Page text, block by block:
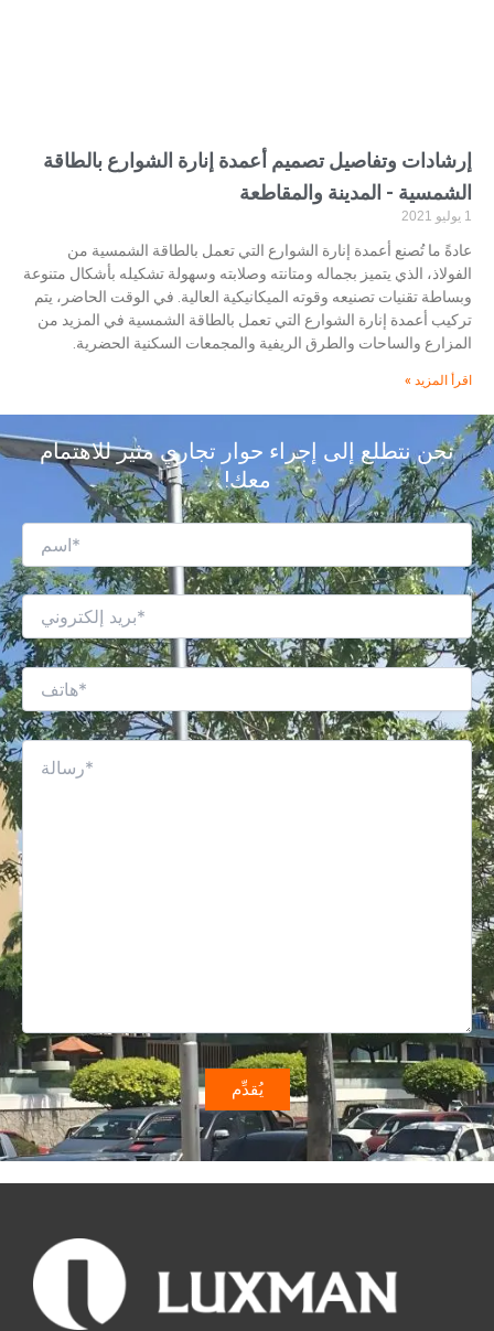
إرشادات وتفاصيل تصميم أعمدة إنارة الشوارع بالطاقة
الشمسية - المدينة والمقاطعة
1 يوليو 2021
عادةً ما تُصنع أعمدة إنارة الشوارع التي تعمل بالطاقة الشمسية من
الفولاذ، الذي يتميز بجماله ومتانته وصلابته وسهولة تشكيله بأشكال متنوعة
وبساطة تقنيات تصنيعه وقوته الميكانيكية العالية. في الوقت الحاضر، يتم
تركيب أعمدة إنارة الشوارع التي تعمل بالطاقة الشمسية في المزيد من
المزارع والساحات والطرق الريفية والمجمعات السكنية الحضرية.
اقرأ المزيد »
نحن نتطلع إلى إجراء حوار تجاري مثير للاهتمام
معك!